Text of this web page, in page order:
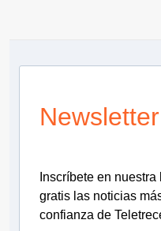
Inscríbete en
gratis las noticias
confianza de